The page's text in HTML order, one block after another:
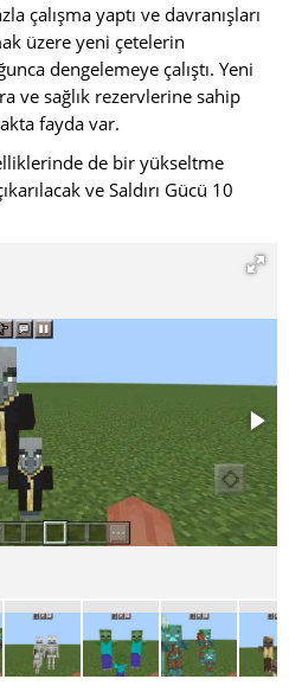
çalışma yaptı ve davranışları
üzere yeni çetelerin
dengelemeye çalıştı. Yeni
ve sağlık rezervlerine sahip
fayda var.
de bir yükseltme
ve Saldırı Gücü 10